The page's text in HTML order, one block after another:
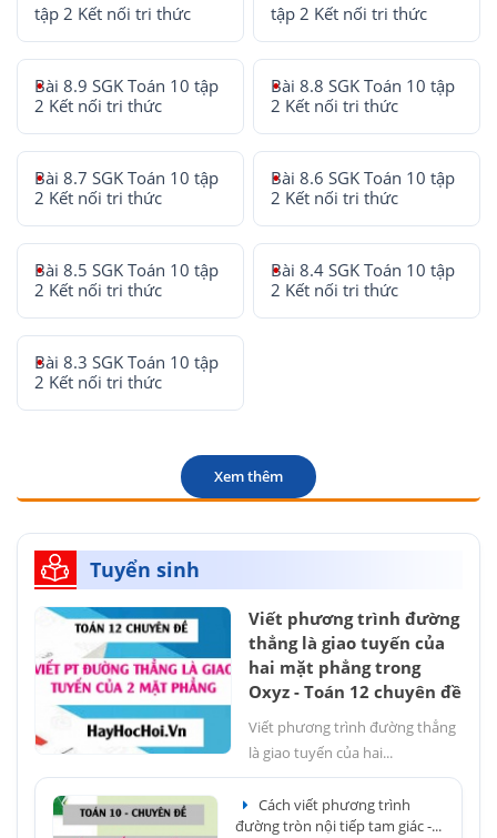
tập 2 Kết nối tri thức
tập 2 Kết nối tri thức
Bài 8.9 SGK Toán 10 tập
2 Kết nối tri thức
Bài 8.8 SGK Toán 10 tập
2 Kết nối tri thức
Bài 8.7 SGK Toán 10 tập
2 Kết nối tri thức
Bài 8.6 SGK Toán 10 tập
2 Kết nối tri thức
Bài 8.5 SGK Toán 10 tập
2 Kết nối tri thức
Bài 8.4 SGK Toán 10 tập
2 Kết nối tri thức
Bài 8.3 SGK Toán 10 tập
2 Kết nối tri thức
Xem thêm
Tuyển sinh
Viết phương trình đường
thẳng là giao tuyến của
hai mặt phẳng trong
Oxyz - Toán 12 chuyên đề
Viết phương trình đường thẳng
là giao tuyến của hai...
Cách viết phương trình
đường tròn nội tiếp tam giác -...